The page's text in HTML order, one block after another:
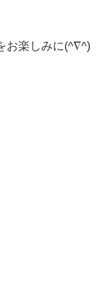
お楽しみに(^∇^)